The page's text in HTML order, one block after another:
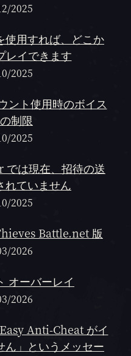
2025
用すれば、どこか
レイできます
2025
ント使用時のボイス
制限
2025
は現在、招待の送
れていません
2025
Battle.net 版
2026
オーバーレイ
2026
Anti-Cheat がイ
ん」というメッセー